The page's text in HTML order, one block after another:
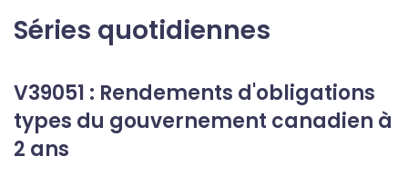
Séries quotidiennes
V39051 : Rendements d'obligations
types du gouvernement canadien à
2 ans